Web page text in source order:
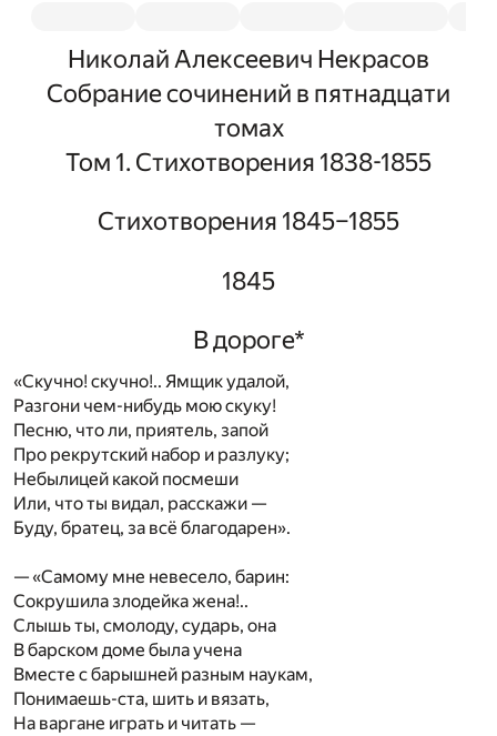
Николай Алексеевич Некрасов
Собрание сочинений в пятнадцати
томах
Том 1. Стихотворения 1838-1855
Стихотворения 1845–1855
1845
В дороге*
«Скучно! скучно!.. Ямщик удалой,
Разгони чем-нибудь мою скуку!
Песню, что ли, приятель, запой
Про рекрутский набор и разлуку;
Небылицей какой посмеши
Или, что ты видал, расскажи —
Буду, братец, за всё благодарен».
— «Самому мне невесело, барин:
Сокрушила злодейка жена!..
Слышь ты, смолоду, сударь, она
В барском доме была учена
Вместе с барышней разным наукам,
Понимаешь-ста, шить и вязать,
На варгане играть и читать —